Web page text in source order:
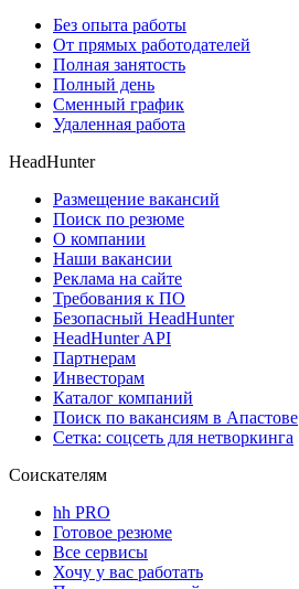
Без опыта работы
От прямых работодателей
Полная занятость
Полный день
Сменный график
Удаленная работа
HeadHunter
Размещение вакансий
Поиск по резюме
О компании
Наши вакансии
Реклама на сайте
Требования к ПО
Безопасный HeadHunter
HeadHunter API
Партнерам
Инвесторам
Каталог компаний
Поиск по вакансиям в Апастове
Сетка: соцсеть для нетворкинга
Соискателям
hh PRO
Готовое резюме
Все сервисы
Хочу у вас работать